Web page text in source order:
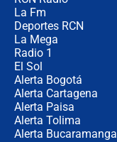
La Fm
Deportes RCN
La Mega
Radio 1
El Sol
Alerta Bogotá
Alerta Cartagena
Alerta Paisa
Alerta Tolima
Alerta Bucaramanga